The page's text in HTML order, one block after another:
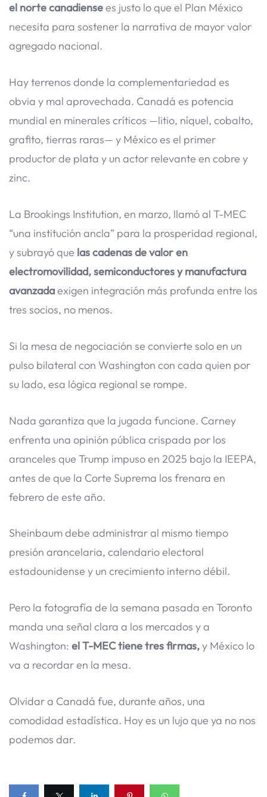
el norte canadiensees justo lo que el Plan México
necesita para sostener la narrativa de mayor valor
agregado nacional.
Hay terrenos donde la complementariedad es
obvia y mal aprovechada. Canadá es potencia
mundial en minerales críticos —litio, níquel, cobalto,
grafito, tierras raras— y México es el primer
productor de plata y un actor relevante en cobre y
zinc.
La Brookings Institution, en marzo, llamó al T-MEC
“una institución ancla” para la prosperidad regional,
y subrayó que las cadenas de valor en
electromovilidad, semiconductores y manufactura
avanzadaexigen integración más profunda entre los
tres socios, no menos.
Si la mesa de negociación se convierte solo en un
pulso bilateral con Washington con cada quien por
su lado, esa lógica regional se rompe.
Nada garantiza que la jugada funcione. Carney
enfrenta una opinión pública crispada por los
aranceles que Trump impuso en 2025 bajo la IEEPA,
antes de que la Corte Suprema los frenara en
febrero de este año.
Sheinbaum debe administrar al mismo tiempo
presión arancelaria, calendario electoral
estadounidense y un crecimiento interno débil.
Pero la fotografía de la semana pasada en Toronto
manda una señal clara a los mercados y a
Washington: el T-MEC tiene tres firmas,y México lo
va a recordar en la mesa.
Olvidar a Canadá fue, durante años, una
comodidad estadística. Hoy es un lujo que ya no nos
podemos dar.